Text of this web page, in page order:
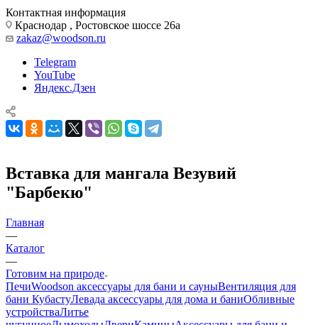
Контактная информация
Краснодар , Ростовское шоссе 26а
zakaz@woodson.ru
Telegram
YouTube
Яндекс.Дзен
Вставка для мангала Везувий
"Барбекю"
Главная
—
Каталог
—
Готовим на природе
ПечиWoodson аксессуары для бани и сауныВентиляция для
бани КубастуЛевада аксессуары для дома и баниОбливные
устройстваЛитье